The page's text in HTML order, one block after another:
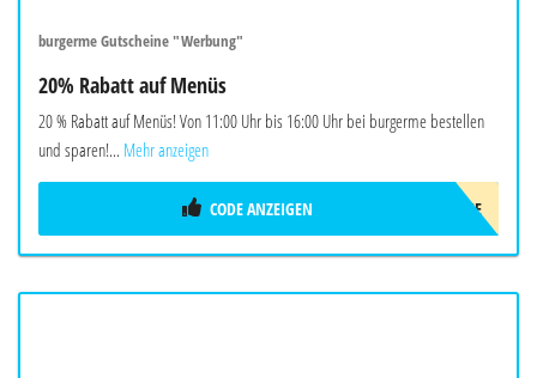
burgerme Gutscheine "Werbung"
20% Rabatt auf Menüs
20 % Rabatt auf Menüs! Von 11:00 Uhr bis 16:00 Uhr bei burgerme bestellen
und sparen!... Mehr anzeigen
LUNCHME
CODE ANZEIGEN